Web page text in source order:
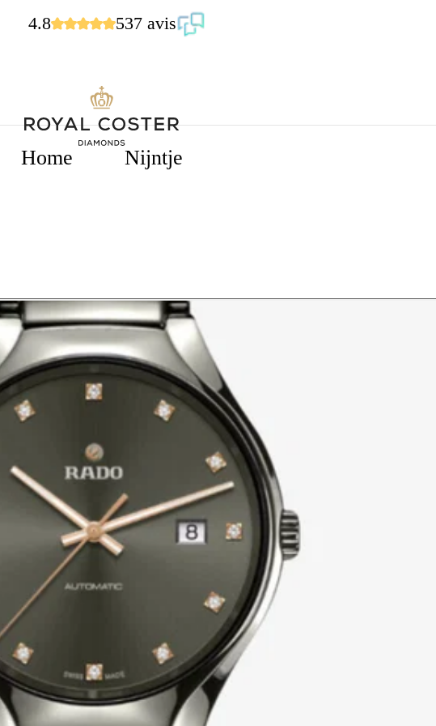
4.8 537 avis
Home Nijntje